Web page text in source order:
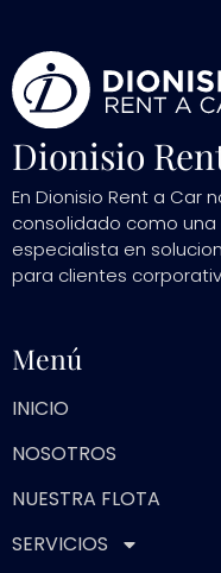
Dionisio
En Dionisio Rent a Car
consolidado como
especialista en
para clientes
Menú
INICIO
NOSOTROS
NUESTRA FLOTA
SERVICIOS